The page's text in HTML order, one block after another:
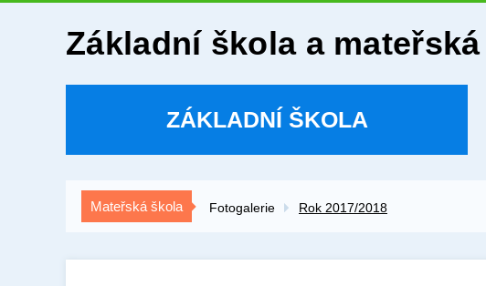
Základní škola a
ZÁKLADNÍ ŠKOLA
Mateřská škola Fotogalerie Rok 2017/2018